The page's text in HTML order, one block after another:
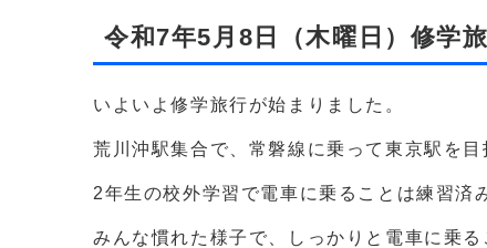
令和7年5月8日（木曜日）修学
いよいよ修学旅行が始まりました。
荒川沖駅集合で、常磐線に乗って東京駅を目
2年生の校外学習で電車に乗ることは練習済
みんな慣れた様子で、しっかりと電車に乗る